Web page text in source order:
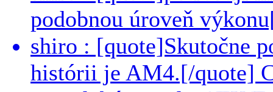
podobnou úroveň
shiro : [quote]Skutočne
histórii je AM4.[/quote]